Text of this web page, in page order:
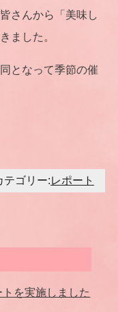
さんから「美味し
ました。
となって季節の催
テゴリー:レポート
トを実施しました